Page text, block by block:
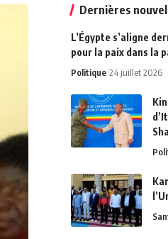
Dernières
L’Égypte s’aligne
pour la paix dans la
Politique 24 juillet 2026